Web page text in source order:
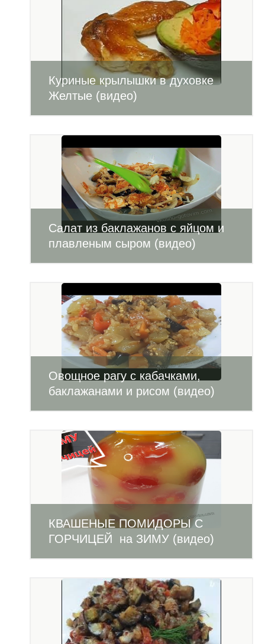
Куриные крылышки в духовке
Желтые (видео)
Салат из баклажанов с яйцом и
плавленым сыром (видео)
Овощное рагу с кабачками,
баклажанами и рисом (видео)
КВАШЕНЫЕ ПОМИДОРЫ С
ГОРЧИЦЕЙ на ЗИМУ (видео)